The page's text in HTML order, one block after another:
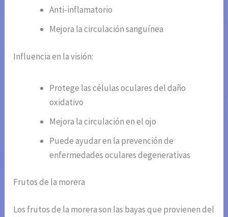
Anti-inflamatorio
Mejora la circulación sanguínea
Influencia en la visión:
Protege las células oculares del daño
oxidativo
Mejora la circulación en el ojo
Puede ayudar en la prevención de
enfermedades oculares degenerativas
Frutos de la morera
Los frutos de la morera son las bayas que provienen del